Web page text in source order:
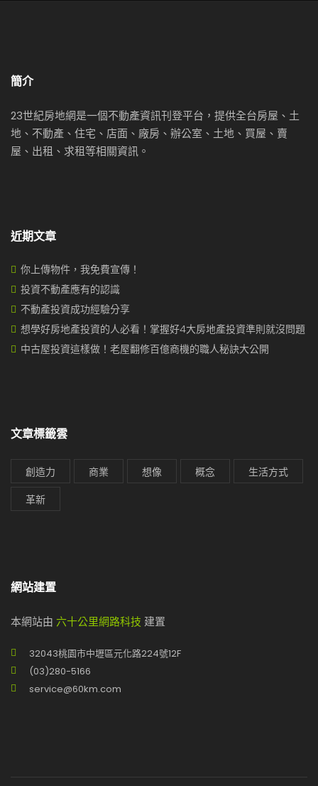
簡介
23世紀房地網是一個不動產資訊刊登平台，提供全台房屋、土
地、不動產、住宅、店面、廠房、辦公室、土地、買屋、賣
屋、出租、求租等相關資訊。
近期文章
你上傳物件，我免費宣傳！
投資不動產應有的認識
不動產投資成功經驗分享
想學好房地產投資的人必看！掌握好4大房地產投資準則就沒問題
中古屋投資這樣做！老屋翻修百億商機的職人秘訣大公開
文章標籤雲
創造力 商業 想像 概念
生活方式
革新
網站建置
本網站由 六十公里網路科技 建置
32043桃園市中壢區元化路224號12F
(03)280-5166
service@60km.com